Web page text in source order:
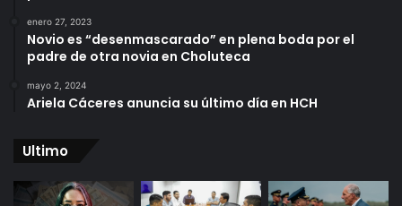
enero 27, 2023
Novio es “desenmascarado” en plena boda por el
padre de otra novia en Choluteca
mayo 2, 2024
Ariela Cáceres anuncia su último día en HCH
Ultimo